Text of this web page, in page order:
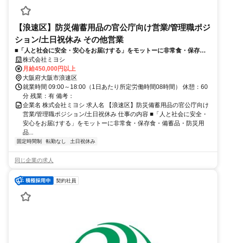
【浪速区】防災備蓄用品の官公庁向け営業/管理職ポジ
ション/土日祝休み その他営業
■「人と社会に安全・安心をお届けする」をモットーに非常食・保存
食・備蓄品・防災用品等の防災用品を専門に仕入れ/販売を行っている当
社にて、防災備蓄品の営業管理職の募集となります。
株式会社ミヨシ
月給450,000円以上
大阪府大阪市浪速区
就業時間 09:00～18:00（1日あたり所定労働時間08時間） 休憩：60
分 残業：有 備考：
企業名 株式会社ミヨシ 求人名 【浪速区】防災備蓄用品の官公庁向け
営業/管理職ポジション/土日祝休み 仕事の内容 ■「人と社会に安全・
安心をお届けする」をモットーに非常食・保存食・備蓄品・防災用
品...
固定時間制 転勤なし 土日祝休み
同じ企業の求人
契約社員